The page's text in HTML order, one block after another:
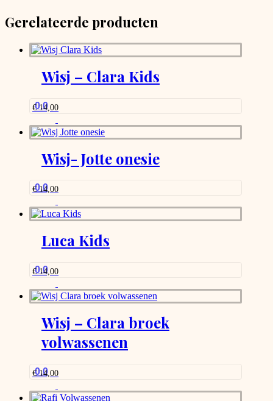
on
product
page
Gerelateerde producten
Wisj – Clara Kids
0.0
€14,00
Wisj- Jotte onesie
0.0
€14,00
Luca Kids
0.0
€14,00
Wisj – Clara broek
volwassenen
0.0
€14,00